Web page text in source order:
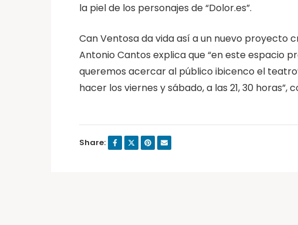
la piel de los personajes de “Dolor.es”.
Can Ventosa da vida así a un nuevo proyecto
Antonio Cantos explica que “en este espacio
queremos acercar al público ibicenco el
hacer los viernes y sábado, a las 21, 30 horas”,
Share: